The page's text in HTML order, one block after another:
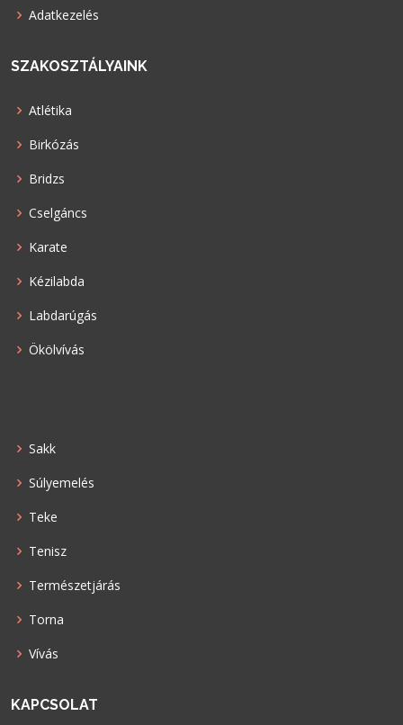
Adatkezelés
SZAKOSZTÁLYAINK
Atlétika
Birkózás
Bridzs
Cselgáncs
Karate
Kézilabda
Labdarúgás
Ökölvívás
Sakk
Súlyemelés
Teke
Tenisz
Természetjárás
Torna
Vívás
KAPCSOLAT